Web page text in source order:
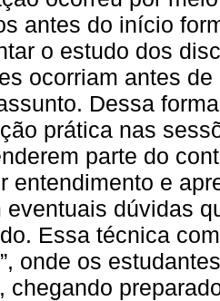
antes do início
o estudo dos
ocorriam antes
Dessa
prática nas
parte do
entendimento e
eventuais dúvidas
Essa técnica
onde os
chegando